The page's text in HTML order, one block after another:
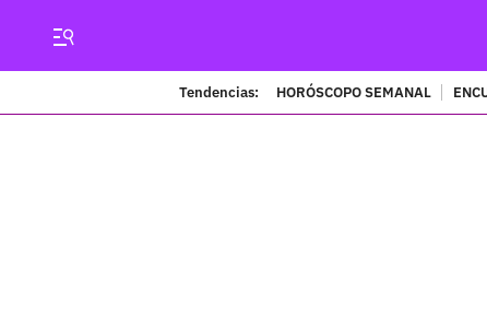
Tendencias: HORÓSCOPO SEMANAL